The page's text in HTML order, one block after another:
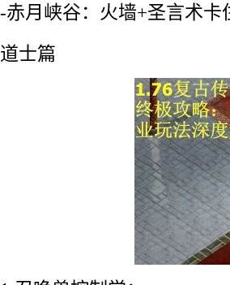
-赤月峡谷：火墙+圣言术卡
道士篇